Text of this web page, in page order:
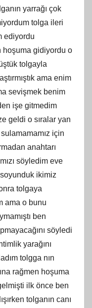
yarrağı çok
tolga ileri
ediyordu
hoşuma gidiyordu o
tolgayla
ama enim
sevişmek benim
işe gitmedim
geldi o sıralar yan
için
anahtarı
söyledim eve
ikimiz
tolgaya
ama o bunu
ben
söyledi
yarağını
tolgga nın
rağmen hoşuma
ilk önce ben
tolganın canı